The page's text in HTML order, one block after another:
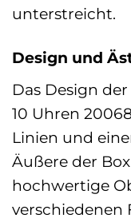
unterstreicht.
Design und
Das Design
10 Uhren
Linien und
Äußere der
hochwertige
verschiedenen